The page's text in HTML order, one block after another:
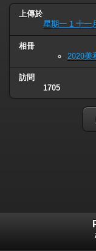
上傳於
星期一 1 十一
相冊
2020美
訪問
1705